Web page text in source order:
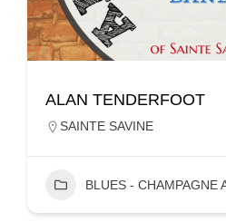
ALAN TENDERFOOT
SAINTE SAVINE
BLUES - CHAMPAGNE